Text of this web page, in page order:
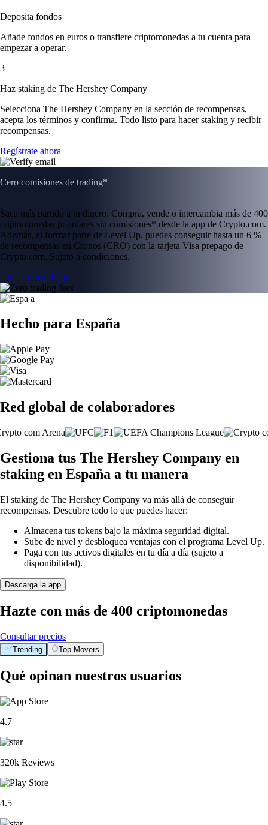
Deposita fondos
Añade fondos en euros o transfiere criptomonedas a tu cuenta para
empezar a operar.
3
Haz staking de The Hershey Company
Selecciona The Hershey Company en la sección de recompensas,
acepta los términos y confirma. Todo listo para hacer staking y recibir
recompensas.
Regístrate ahora
Cero comisiones de trading*
Saca más partido a tu dinero. Compra, vende o intercambia más de 400
criptomonedas populares sin comisiones* desde la app de Crypto.com.
Además, al formar parte de Level Up, puedes conseguir hasta un 6 %
de recompensas en Cronos (CRO) con la tarjeta Visa prepago de
Crypto.com. Sujeto a condiciones.
Únete a Level Up
Hecho para España
Red global de colaboradores
Gestiona tus The Hershey Company en
staking en España a tu manera
El staking de The Hershey Company va más allá de conseguir
recompensas. Descubre todo lo que puedes hacer:
Almacena tus tokens bajo la máxima seguridad digital.
Sube de nivel y desbloquea ventajas con el programa Level Up.
Paga con tus activos digitales en tu día a día (sujeto a
disponibilidad).
Descarga la app
Hazte con más de 400 criptomonedas
Consultar precios
Trending Top Movers
Qué opinan nuestros usuarios
4.7
320k Reviews
4.5